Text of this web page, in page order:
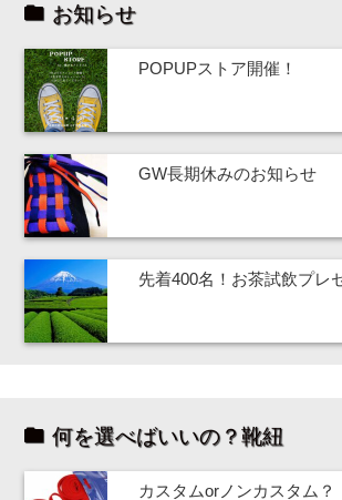
お知らせ
POPUPストア開催！
GW長期休みのお知らせ
先着400名！お茶試飲プレ
何を選べばいいの？靴紐
カスタムorノンカスタム？